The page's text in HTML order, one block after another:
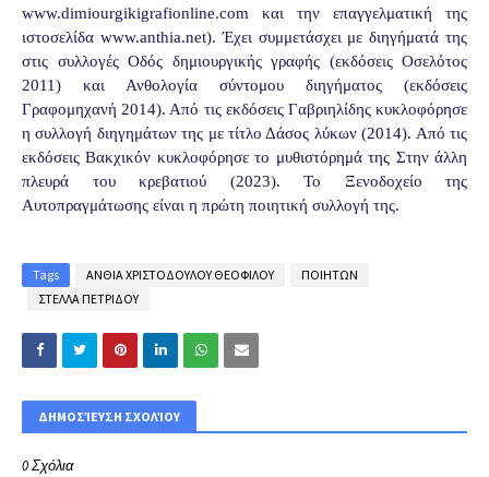
www.dimiourgikigrafionline.com και την επαγγελματική της
ιστοσελίδα www.anthia.net). Έχει συμμετάσχει με διηγήματά της
στις συλλογές Οδός δημιουργικής γραφής (εκδόσεις Οσελότος
2011) και Ανθολογία σύντομου διηγήματος (εκδόσεις
Γραφομηχανή 2014). Από τις εκδόσεις Γαβριηλίδης κυκλοφόρησε
η συλλογή διηγημάτων της με τίτλο Δάσος λύκων (2014). Από τις
εκδόσεις Βακχικόν κυκλοφόρησε το μυθιστόρημά της Στην άλλη
πλευρά του κρεβατιού (2023). Το Ξενοδοχείο της
Αυτοπραγμάτωσης είναι η πρώτη ποιητική συλλογή της.
Tags ΑΝΘΙΑ ΧΡΙΣΤΟΔΟΥΛΟΥ ΘΕΟΦΙΛΟΥ
ΠΟΙΗΤΩΝ
ΣΤΕΛΛΑ ΠΕΤΡΙΔΟΥ
ΔΗΜΟΣΊΕΥΣΗ ΣΧΟΛΊΟΥ
0 Σχόλια